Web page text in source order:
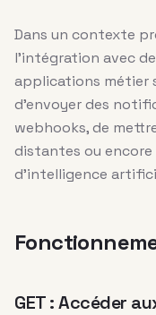
Dans un contexte
l’intégration avec
applications métier
d’envoyer des
webhooks, de
distantes ou encore
d’intelligence
GET : Accéder